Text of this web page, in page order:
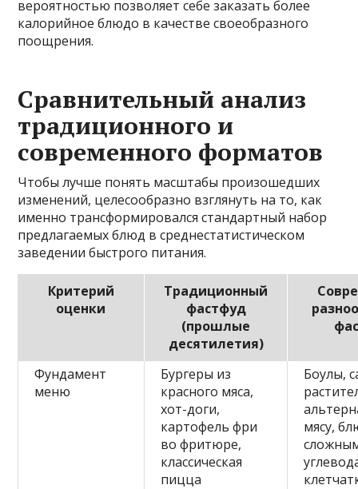
вероятностью позволяет себе заказать более
калорийное блюдо в качестве своеобразного
поощрения.
Сравнительный анализ
традиционного и
современного форматов
Чтобы лучше понять масштабы произошедших
изменений, целесообразно взглянуть на то, как
именно трансформировался стандартный набор
предлагаемых блюд в среднестатистическом
заведении быстрого питания.
Критерий
оценки
Традиционный
фастфуд
(прошлые
десятилетия)
Фундамент
меню
Бургеры из
красного мяса,
хот-доги,
картофель фри
во фритюре,
классическая
пицца
Боулы,
мясу,